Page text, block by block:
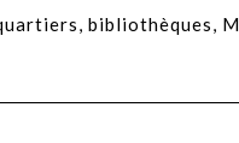
bibliothèques,